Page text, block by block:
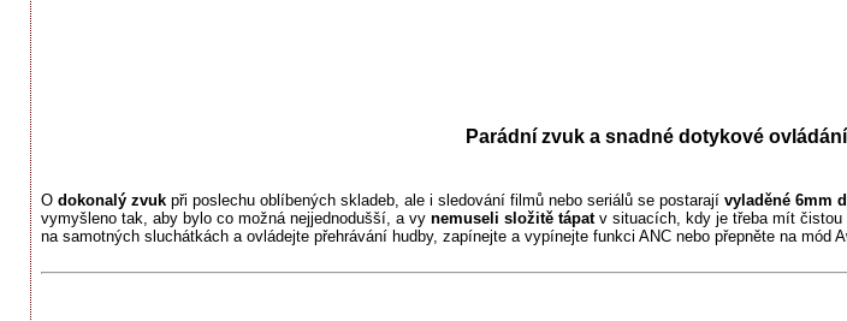
Parádní zvuk a snadné dotykové ovládání
O dokonalý zvuk při poslechu oblíbených skladeb, ale i sledování filmů nebo seriálů se postarají vyladěné 6mm
vymyšleno tak, aby bylo co možná nejjednodušší, a vy nemuseli složitě tápatv situacích, kdy je třeba mít čistou
na samotných sluchátkách a ovládejte přehrávání hudby, zapínejte a vypínejte funkci ANC nebo přepněte na mód